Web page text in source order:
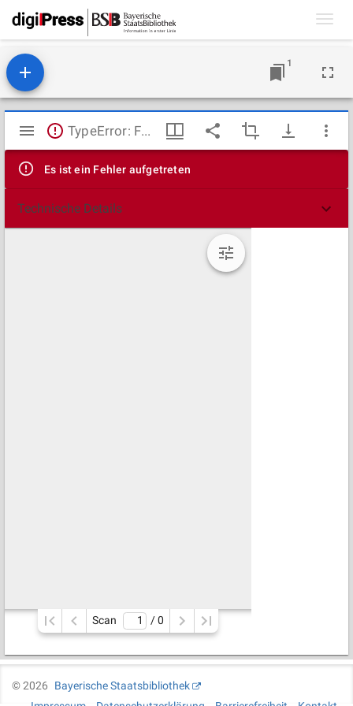
1
Mirador
Viewer
TypeError: Failed to fetch
Es ist ein Fehler aufgetreten
Technische Details
Scan / 0
©2026
Bayerische Staatsbibliothek